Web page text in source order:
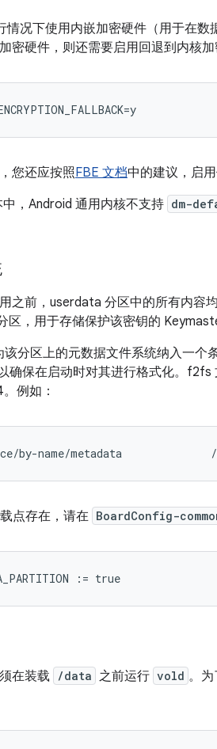
情况下使用内嵌加密硬件（用于在
密硬件，则还需要启用回退到内核加
您还应按照FBE 文档中的建议，启用
，Android 通用内核不支持 dm-
之前，userdata 分区中的所有内容
区，用于存储保护该密钥的
该分区上的元数据文件系统纳入一个
确保在启动时对其进行格式化。f2fs
例如：
by-name/metadata
点存在，请在 BoardConfig-
:= true
在装载 /data 之前运行 vold 。